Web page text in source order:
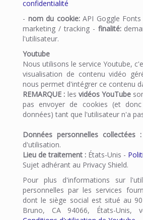
confidentialité
- nom du cookie:API Goggle Fonts
marketing / tracking - finalité:
l'utilisateur.
Youtube
Nous utilisons le service Youtube,
visualisation de contenu vidéo
nous permet d'intégrer ce contenu
REMARQUE : les vidéos YouTube
pas envoyer de cookies (et
données) tant que l'utilisateur n'a
Données personnelles collectées :
d'utilisation.
Lieu de traitement : États-Unis -
Sujet adhérant au Privacy Shield.
Pour plus d'informations sur
personnelles par les services
dont le siège social est situé au
Bruno, CA 94066, États-Unis,